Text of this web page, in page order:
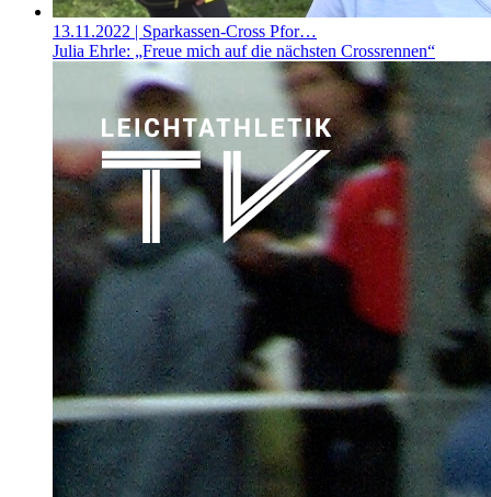
13.11.2022 | Sparkassen-Cross Pfor…
Julia Ehrle: „Freue mich auf die nächsten Crossrennen“